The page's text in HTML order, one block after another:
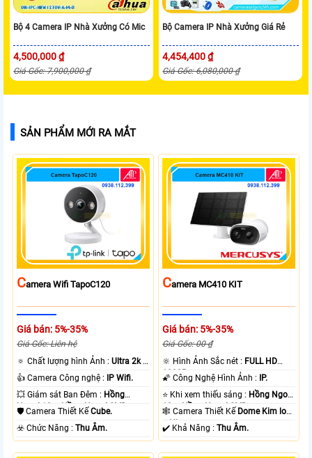
Bộ 4 Camera IP Nhà Xưởng Có Mic
4,500,000 ₫
Giá Gốc: 7,900,000 ₫
Bộ Camera IP Nhà Xưởng Giá Rẻ
4,454,400 ₫
Giá Gốc: 6,080,000 ₫
SẢN PHẨM MỚI RA MẮT
CAmera Wifi TapoC120
Giá bán: 5%-35%
Giá Gốc: Liên hệ
🔅 Chất lượng hình Ảnh :Ultra 2k +
.
👍 Camera Công nghệ : IP Wifi.
💥 Giám sát Ban Đêm : Hồng
Ngoại 10m Hồng Ngoại SMD.
🛡 Camera Thiết KếCube.
️☣️ Chức Năng :Thu Âm.
CAmera MC410 KIT
Giá bán: 5%-35%
Giá Gốc: 00 ₫
🔆 Hình Ảnh Sắc nét : FULL HD
1080P .
🌠 Công Nghệ Hình Ảnh : IP.
⭐ Khi xem thiếu sáng : Hồng Ngoại
10m Hồng Ngoại SMD.
🕸️ Camera Thiết Kế Dome Kim loại
+ Nhựa.
️✔️ Khả Năng :Thu Âm.